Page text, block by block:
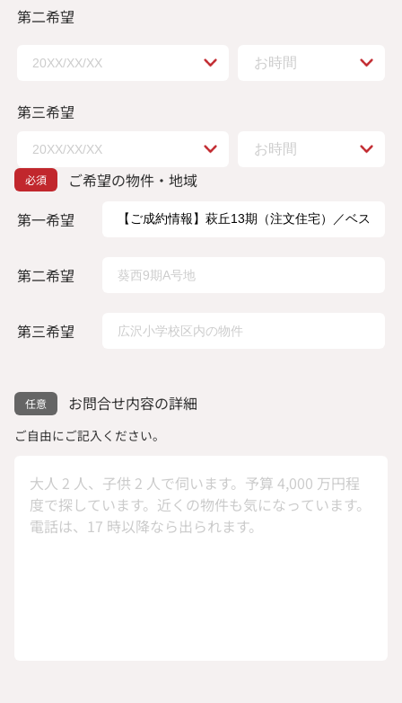
第二希望
第三希望
ご希望の物件・地域
第一希望
第二希望
第三希望
お問合せ内容の詳細
ご自由にご記入ください。